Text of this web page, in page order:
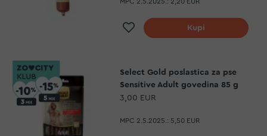
Dodaj na listu želja
Kupi
Select Gold poslastica za pse
Sensitive Adult govedina 85 g
3,00 EUR
MPC 2.5.2025.: 5,50 EUR